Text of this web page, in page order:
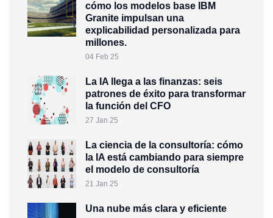
cómo los modelos base IBM
Granite impulsan una
explicabilidad personalizada para
millones.
04 Feb 25
La IA llega a las finanzas: seis
patrones de éxito para transformar
la función del CFO
27 Jan 25
La ciencia de la consultoría: cómo
la IA está cambiando para siempre
el modelo de consultoría
21 Jan 25
Una nube más clara y eficiente